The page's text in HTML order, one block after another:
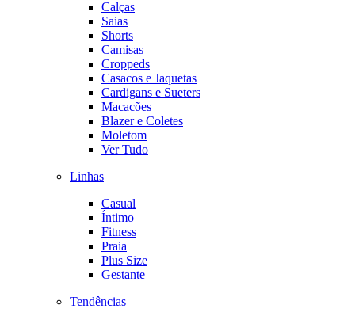
Calças
Saias
Shorts
Camisas
Croppeds
Casacos e Jaquetas
Cardigans e Sueters
Macacões
Blazer e Coletes
Moletom
Ver Tudo
Linhas
Casual
Íntimo
Fitness
Praia
Plus Size
Gestante
Tendências